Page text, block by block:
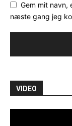
Gem mit navn,
næste gang jeg
VIDEO